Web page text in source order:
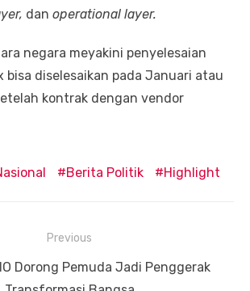
dan operational layer.
negara meyakini penyelesaian
bisa diselesaikan pada Januari atau
kontrak dengan vendor
Berita Politik Highlight
Previous
Dorong Pemuda Jadi Penggerak